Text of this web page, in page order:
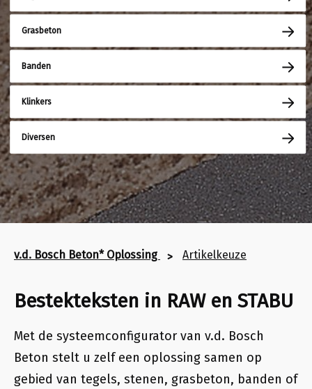
Grasbeton
Banden
Klinkers
Diversen
v.d. Bosch Beton* Oplossing Artikelkeuze
Bestekteksten in RAW en STABU
Met de systeemconfigurator van v.d. Bosch
Beton stelt u zelf een oplossing samen op
gebied van tegels, stenen, grasbeton, banden of